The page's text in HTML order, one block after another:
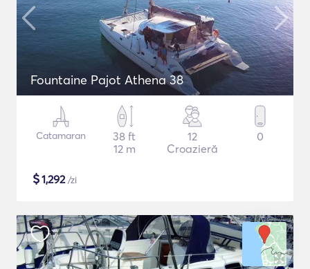
Fountaine Pajot Athena 38
Catamaran
38 ft
12 m
12
Croazieră
0
$1,292/zi